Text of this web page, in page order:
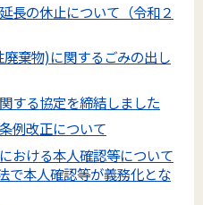
の休止について（令和２
棄物)に関するごみの出し
する協定を締結しました
例改正について
おける本人確認等について
で本人確認等が義務化とな